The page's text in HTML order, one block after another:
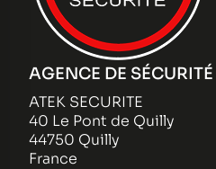
AGENCE DE SÉCURITÉ
ATEK SECURITE
40 Le Pont de Quilly
44750 Quilly
France